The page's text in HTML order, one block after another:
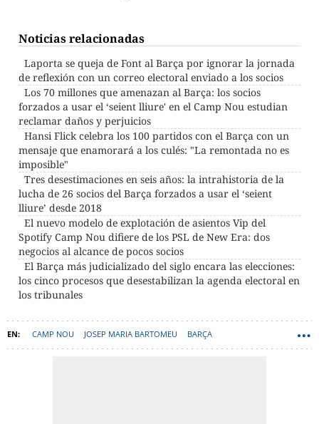
Noticias relacionadas
Laporta se queja de Font al Barça por ignorar la jornada
de reflexión con un correo electoral enviado a los socios
Los 70 millones que amenazan al Barça: los socios
forzados a usar el ‘seient lliure' en el Camp Nou estudian
reclamar daños y perjuicios
Hansi Flick celebra los 100 partidos con el Barça con un
mensaje que enamorará a los culés: "La remontada no es
imposible"
Tres desestimaciones en seis años: la intrahistoria de la
lucha de 26 socios del Barça forzados a usar el ‘seient
lliure’ desde 2018
El nuevo modelo de explotación de asientos Vip del
Spotify Camp Nou difiere de los PSL de New Era: dos
negocios al alcance de pocos socios
El Barça más judicializado del siglo encara las elecciones:
los cinco procesos que desestabilizan la agenda electoral en
los tribunales
CAMP NOU JOSEP MARIA BARTOMEU BARÇA